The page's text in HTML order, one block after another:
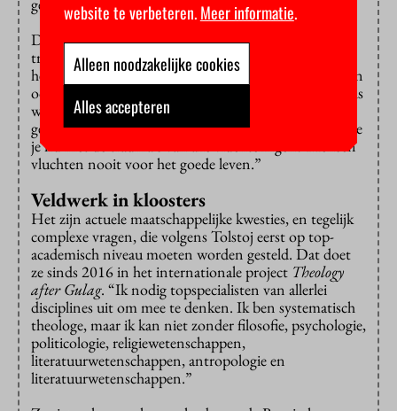
geworden?”
De theoloog pleit voor een theologie van de
traumaverwerking. “We gaan in de theologie uit van
het goede in de mens. Maar hoe kun je als theoloog, en
ook als kerk, omgaan met zoiets ontmenselijkends? Als
we dit niet doordenken, hoe zijn we dan nog
geloofwaardig? Hoe verwerk je zo’n verleden? Wat doe
je nú met de trauma’s van alle vluchtelingen? Mensen
vluchten nooit voor het goede leven.”
Veldwerk in kloosters
Het zijn actuele maatschappelijke kwesties, en tegelijk
complexe vragen, die volgens Tolstoj eerst op top-
academisch niveau moeten worden gesteld. Dat doet
ze sinds 2016 in het internationale project Theology
after Gulag. “Ik nodig topspecialisten van allerlei
disciplines uit om mee te denken. Ik ben systematisch
theologe, maar ik kan niet zonder filosofie, psychologie,
politicologie, religiewetenschappen,
literatuurwetenschappen, antropologie en
literatuurwetenschappen.”
website te verbeteren.Meer informatie.
Alleen noodzakelijke cookies
Alles accepteren